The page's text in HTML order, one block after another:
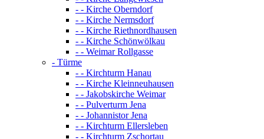
- - Kirche Oberndorf
- - Kirche Nermsdorf
- - Kirche Riethnordhausen
- - Kirche Schönwölkau
- - Weimar Rollgasse
- Türme
- - Kirchturm Hanau
- - Kirche Kleinneuhausen
- - Jakobskirche Weimar
- - Pulverturm Jena
- - Johannistor Jena
- - Kirchturm Ellersleben
- - Kirchturm Zschortau